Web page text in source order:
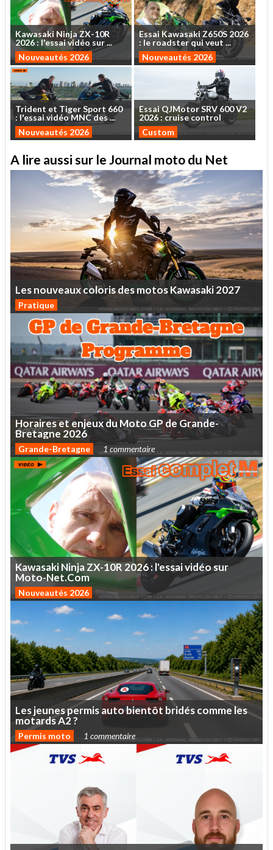
Kawasaki NinjaZX-10R
2026: l'essaividéo sur...
Nouveautés 2026
Essai KawasakiZ650S 2026
: le roadsterquiveut ...
Nouveautés 2026
Trident et TigerSport 660
: l'essaividéoMNCdes...
Nouveautés 2026
EssaiQJMotorSRV 600V2
2026 : cruise control
Custom
A lire aussi sur le Journal moto du Net
LesnouveauxcolorisdesmotosKawasaki2027
Pratique
HorairesetenjeuxduMotoGPdeGrande-
Bretagne 2026
Grande-Bretagne 1 commentaire
KawasakiNinjaZX-10R2026:l'essaividéosur
Moto-Net.Com
Nouveautés 2026
Lesjeunespermisautobientôt bridéscommeles
motardsA2?
Permis moto 1 commentaire